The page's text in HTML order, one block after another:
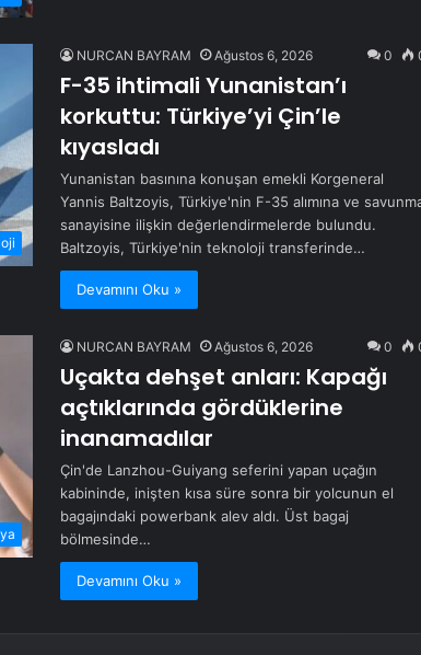
NURCAN BAYRAM Ağustos 6, 2026 0
F-35 ihtimali Yunanistan’ı
korkuttu: Türkiye’yi Çin’le
kıyasladı
Yunanistan basınına konuşan emekli Korgeneral
Yannis Baltzoyis, Türkiye'nin F-35 alımına ve
sanayisine ilişkin değerlendirmelerde bulundu.
Baltzoyis, Türkiye'nin teknoloji transferinde…
Devamını Oku »
NURCAN BAYRAM Ağustos 6, 2026 0
Uçakta dehşet anları: Kapağı
açtıklarında gördüklerine
inanamadılar
Çin'de Lanzhou-Guiyang seferini yapan uçağın
kabininde, inişten kısa süre sonra bir yolcunun el
bagajındaki powerbank alev aldı. Üst bagaj
bölmesinde…
Devamını Oku »